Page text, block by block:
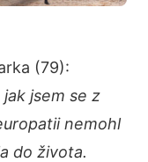
(79):
jsem se z
nemohl
do života.